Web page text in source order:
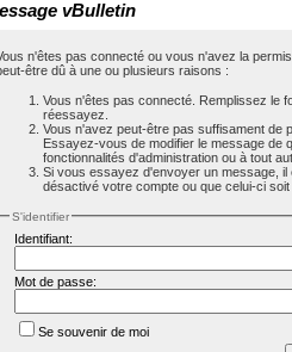
vBulletin
n'êtes pas connecté ou vous n'avez la
être dû à une ou plusieurs raisons :
Vous n'êtes pas connecté. Remplissez le
réessayez.
Vous n'avez peut-être pas suffisament de
Essayez-vous de modifier le message de
fonctionnalités d'administration ou à tout
Si vous essayez d'envoyer un message, il
désactivé votre compte ou que celui-ci soit
S'identifier
Identifiant:
Mot de passe:
Se souvenir de moi